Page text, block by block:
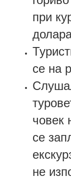
при
се на
човек
се
не